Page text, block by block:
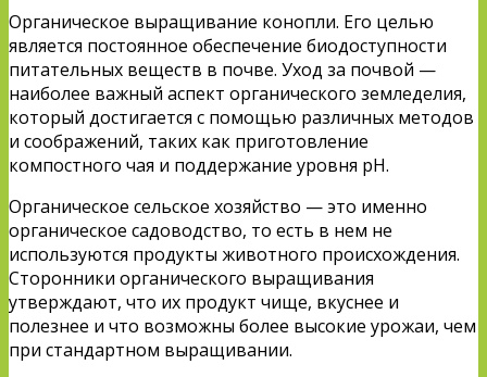
Органическое выращивание конопли. Его целью
является постоянное обеспечение биодоступности
питательных веществ в почве. Уход за почвой —
наиболее важный аспект органического земледелия,
который достигается с помощью различных методов
и соображений, таких как приготовление
компостного чая и поддержание уровня pH.
Органическое сельское хозяйство — это именно
органическое садоводство, то есть в нем не
используются продукты животного происхождения.
Сторонники органического выращивания
утверждают, что их продукт чище, вкуснее и
полезнее и что возможны более высокие урожаи, чем
при стандартном выращивании.